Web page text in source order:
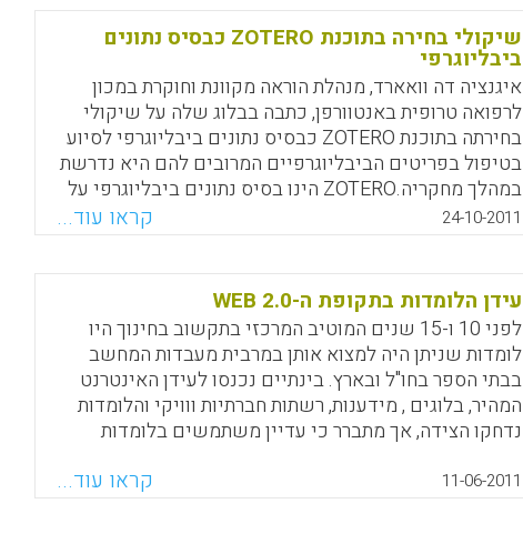
WhatsApp
Facebook
Email
X שיקולי בחירה בתוכנת ZOTERO כבסיס נתונים
ביבליוגרפי
איגנציה דה וואארד, מנהלת הוראה מקוונת וחוקרת במכון
לרפואה טרופית באנטוורפן, כתבה בבלוג שלה על שיקולי
בחירתה בתוכנת ZOTERO כבסיס נתונים ביבליוגרפי לסיוע
בטיפול בפריטים הביבליוגרפיים המרובים להם היא נדרשת
במהלך מחקריה.ZOTERO הינו בסיס נתונים ביבליוגרפי על
בסיס מקור פתוח המפותח על ידי ה Roy Rosenzweig
Center for History & New Media של אוניברסיטת
George Mason מאז 2007.
WhatsApp
Facebook
Email
X
24-10-2011 קראו עוד...
עידן הלומדות בתקופת ה-WEB 2.0
לפני 10 ו-15 שנים המוטיב המרכזי בתקשוב בחינוך היו
לומדות שניתן היה למצוא אותן במרבית מעבדות המחשב
בבתי הספר בחו"ל ובארץ. בינתיים נכנסו לעידן האינטרנט
המהיר, בלוגים , מידענות, רשתות חברתיות ווויקי והלומדות
נדחקו הצידה, אך מתברר כי עדיין משתמשים בלומדות
שבעבר כדי לפתח לומדה היה צריך צוות מקצועי שלום של
מתכנתים וגרפיקאים, היום המורה או המדריך צריך מחולל
11-06-2011 קראו עוד...